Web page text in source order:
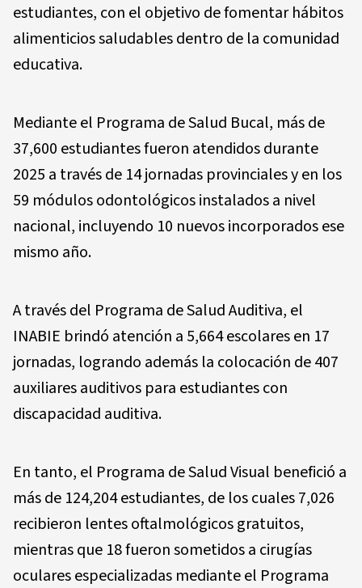
estudiantes, con el objetivo de fomentar hábitos
alimenticios saludables dentro de la comunidad
educativa.
Mediante el Programa de Salud Bucal, más de
37,600 estudiantes fueron atendidos durante
2025 a través de 14 jornadas provinciales y en los
59 módulos odontológicos instalados a nivel
nacional, incluyendo 10 nuevos incorporados ese
mismo año.
A través del Programa de Salud Auditiva, el
INABIE brindó atención a 5,664 escolares en 17
jornadas, logrando además la colocación de 407
auxiliares auditivos para estudiantes con
discapacidad auditiva.
En tanto, el Programa de Salud Visual benefició a
más de 124,204 estudiantes, de los cuales 7,026
recibieron lentes oftalmológicos gratuitos,
mientras que 18 fueron sometidos a cirugías
oculares especializadas mediante el Programa